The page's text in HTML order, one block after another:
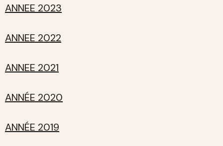
ANNEE 2023
ANNEE 2022
ANNEE 2021
ANNÉE 2020
ANNÉE 2019